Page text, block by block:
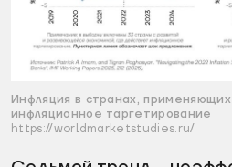
Инфляция в странах,
инфляционное таргетирование
https://worldmarketstudies.ru/